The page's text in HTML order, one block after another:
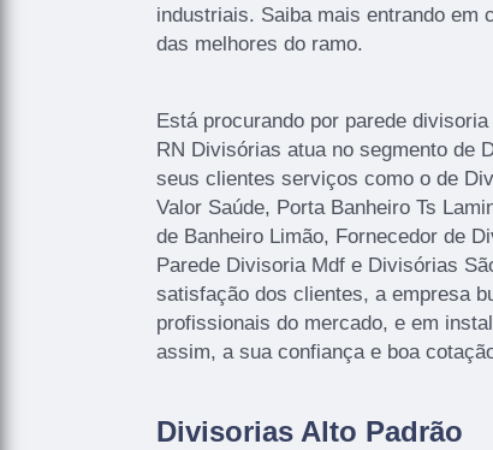
industriais. Saiba mais entrando em
das melhores do ramo.
Está procurando por parede
RN Divisórias atua no segmento de
seus clientes serviços como o de
Valor Saúde, Porta Banheiro Ts
de Banheiro Limão, Fornecedor de
Parede Divisoria Mdf e Divisórias
satisfação dos clientes, a empresa
profissionais do mercado, e em
assim, a sua confiança e boa
Divisorias Alto Padrão